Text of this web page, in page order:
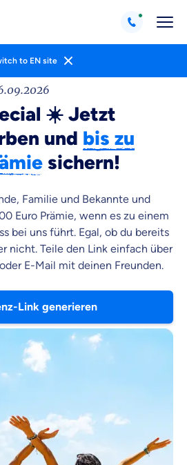
to EN site
☀️ Jetzt
und bis zu
sichern!
Familie und Bekannte und
Euro Prämie, wenn es zu einem
bei uns führt. Egal, ob du bereits
nicht. Teile den Link einfach über
E-Mail mit deinen Freunden.
Link generieren
ist, dass
Beratung
du dich aus Überzeugung für
Tarifen am Markt
zu verstehen
beraten?